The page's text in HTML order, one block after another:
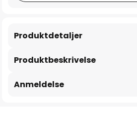
Produktbeskrivelse
Produktdetaljer
Anmeldelse